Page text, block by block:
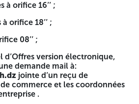
exigences du Dossier d’Appel
resteront engagés par leur
Cent Quatre-Vingt (180) jours
date d’ouverture des plis
Canalisation
à orifice 16’’ ;
orifice 18’’ ;
08’’ ;
d’Offres version électronique,
demande mail à:
jointe d’un reçu de
commerce et les coordonnées
.